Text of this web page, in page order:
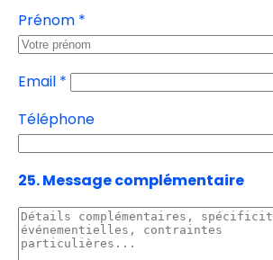
Prénom *
Email *
Téléphone
25. Message complémentaire